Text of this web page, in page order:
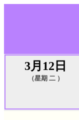
3月12日
（星期 二 ）